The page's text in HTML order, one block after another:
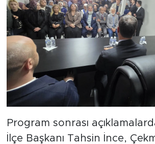
Program sonrası
İlçe Başkanı Tahsin İnce,